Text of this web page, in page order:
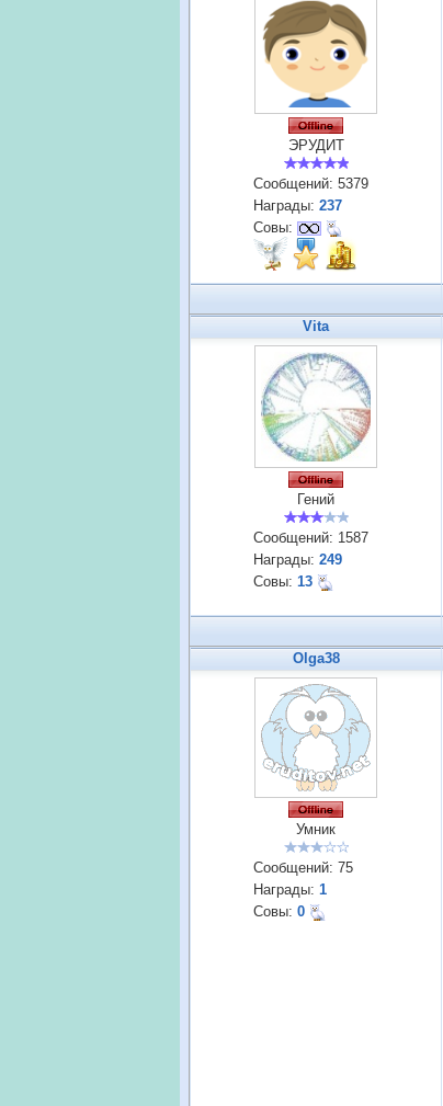
ЭРУДИТ
Сообщений: 5379
Награды: 237
Совы:
Vita
Гений
Сообщений: 1587
Награды: 249
Совы: 13
Olga38
Умник
Сообщений: 75
Награды: 1
Совы: 0